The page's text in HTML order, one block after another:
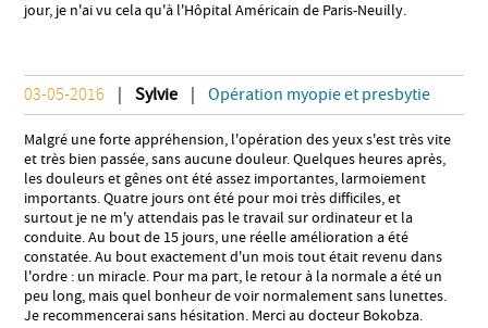
jour, je n'ai vu cela qu'à l'Hôpital Américain de Paris-Neuilly.
03-05-2016 |Sylvie |Opération myopie et presbytie
Malgré une forte appréhension, l'opération des yeux s'est très vite
et très bien passée, sans aucune douleur.Quelques heures après,
les douleurs et gênes ont été assez importantes, larmoiement
importants. Quatre jours ont été pour moi très difficiles, et
surtout je ne m'y attendais pas le travail sur ordinateur et la
conduite.Au bout de 15 jours, une réelle amélioration a été
constatée.Au bout exactement d'un mois tout était revenu dans
l'ordre : un miracle. Pour ma part, le retour à la normale a été un
peu long, mais quel bonheur de voir normalement sans lunettes.
Je recommencerai sans hésitation. Merci au docteur Bokobza.